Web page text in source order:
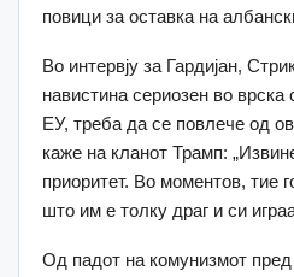
повици за оставка на
Во интервју за Гардијан,
навистина сериозен во
ЕУ, треба да се повлече од
каже на кланот Трамп:
приоритет. Во моментов, тие
што им е толку драг и си
Од падот на комунизмот пред